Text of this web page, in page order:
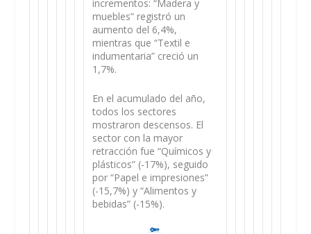
incrementos: “Madera y
muebles” registró un
aumento del 6,4%,
mientras que “Textil e
indumentaria” creció un
1,7%.
En el acumulado del año,
todos los sectores
mostraron descensos. El
sector con la mayor
retracción fue “Químicos y
plásticos” (-17%), seguido
por “Papel e impresiones”
(-15,7%) y “Alimentos y
bebidas” (-15%).